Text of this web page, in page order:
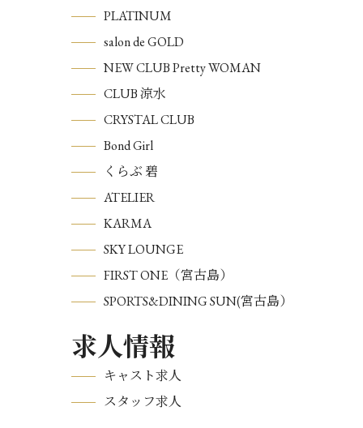
PLATINUM
salon de GOLD
NEW CLUB Pretty WOMAN
CLUB 涼水
CRYSTAL CLUB
Bond Girl
くらぶ 碧
ATELIER
KARMA
SKY LOUNGE
FIRST ONE（宮古島）
SPORTS&DINING SUN(宮古島）
求人情報
キャスト求人
スタッフ求人